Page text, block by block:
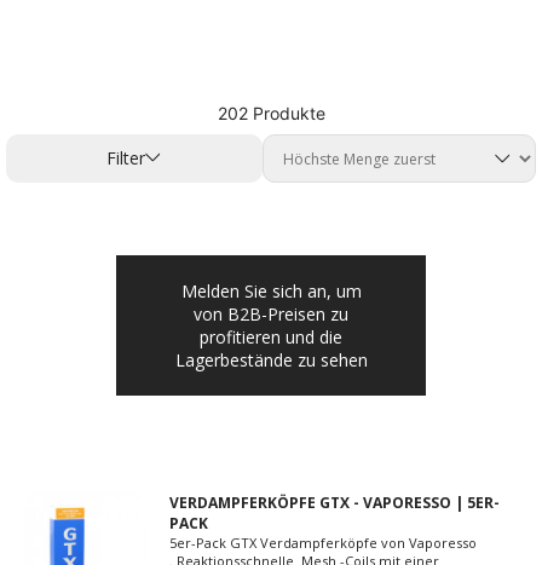
202 Produkte
Filter
Melden Sie sich an, um
von B2B-Preisen zu
profitieren und die
Lagerbestände zu sehen
VERDAMPFERKÖPFE GTX - VAPORESSO | 5ER-
PACK
5er-Pack GTX Verdampferköpfe von Vaporesso
. Reaktionsschnelle Mesh -Coils mit einer